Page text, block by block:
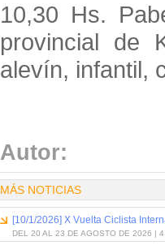
10,30 Hs.
provincial de
alevín, infantil,
Autor:
MÁS NOTICIAS
[10/1/2026] X Vuelta Ciclista
DEL 20 AL 23 DE AGOSTO DE 2026 | 4